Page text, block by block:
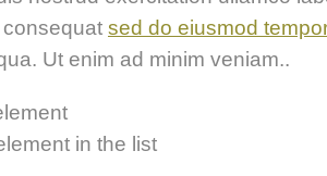
sed do eiusmod
Ut enim ad minim veniam..
in the list